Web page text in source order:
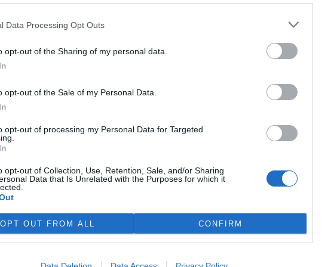
Data Processing Opt Outs
opt-out of the Sharing of my personal data.
opt-out of the Sale of my Personal Data.
opt-out of processing my Personal Data for Targeted
opt-out of Collection, Use, Retention, Sale, and/or Sharing
Data that Is Unrelated with the Purposes for which it
OPT OUT FROM ALL CONFIRM
prevence Oldřich Jarolím.
plánuje navázat na své předchůdce, kteří
otevřený a transparentní úřad. "Jsem přesvědčen,
a odborně silný, ale musí být také předvídatelný,
s veřejností i kontrolovanými subjekty," uvedl Straka
prostředí. Dohlíží na dodržování právních
České republice. Kontroluje například ochranu ovzduší,
s odpady a má pravomoc dělat kontroly u firem i
pokuty či nápravná opatření.